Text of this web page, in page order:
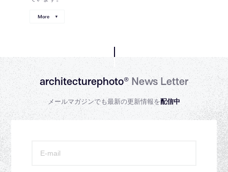
More
architecturephoto®News Letter
メールマガジンでも最新の更新情報を配信中